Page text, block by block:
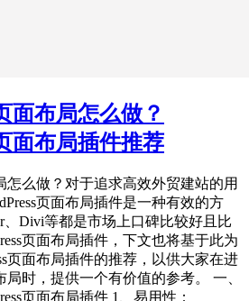
面布局怎么做？
面布局插件推荐
怎么做？对于追求高效外贸建站的用
页面布局插件是一种有效的方
、Divi等都是市场上口碑比较好且比
页面布局插件，下文也将基于此为
页面布局插件的推荐，以供大家在进
局时，提供一个有价值的参考。 一、
页面布局插件 1、易用性：